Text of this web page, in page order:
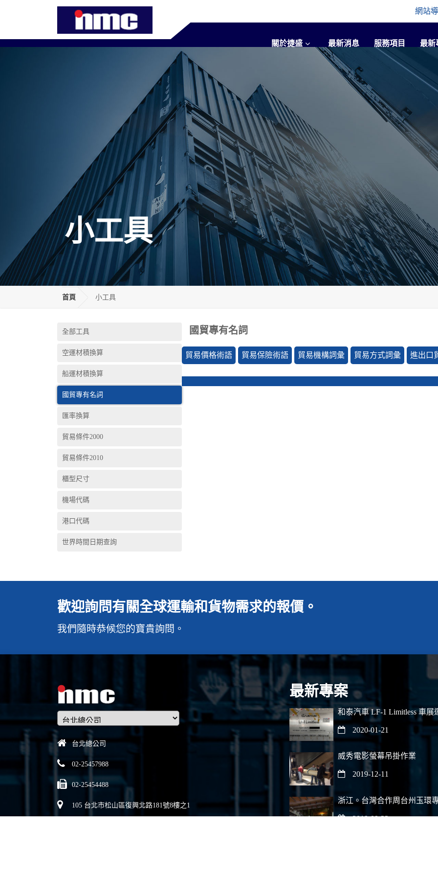
網站
關於捷盛 最新消息 服務項目 最新
小工具
首頁 小工具
全部工具
空運材積換算
船運材積換算
國貿專有名詞
匯率換算
貿易條件2000
貿易條件2010
櫃型尺寸
機場代碼
港口代碼
世界時間日期查詢
國貿專有名詞
貿易價格術語 貿易保險術語 貿易機構詞彙 貿易方式詞彙 進出口
歡迎詢問有關全球運輸和貨物需求的報價。
我們隨時恭候您的寶貴詢問。
台北總公司
02-25457988
02-25454488
105 台北市松山區復興北路181號8樓之1
最新專案
和泰汽車 LF-1 Limitless 車展
2020-01-21
威秀電影螢幕吊掛作業
2019-12-11
浙江。台灣合作周台州玉環
2019-09-23